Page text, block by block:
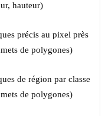
hauteur)
précis au pixel près
de polygones)
de région par classe
de polygones)